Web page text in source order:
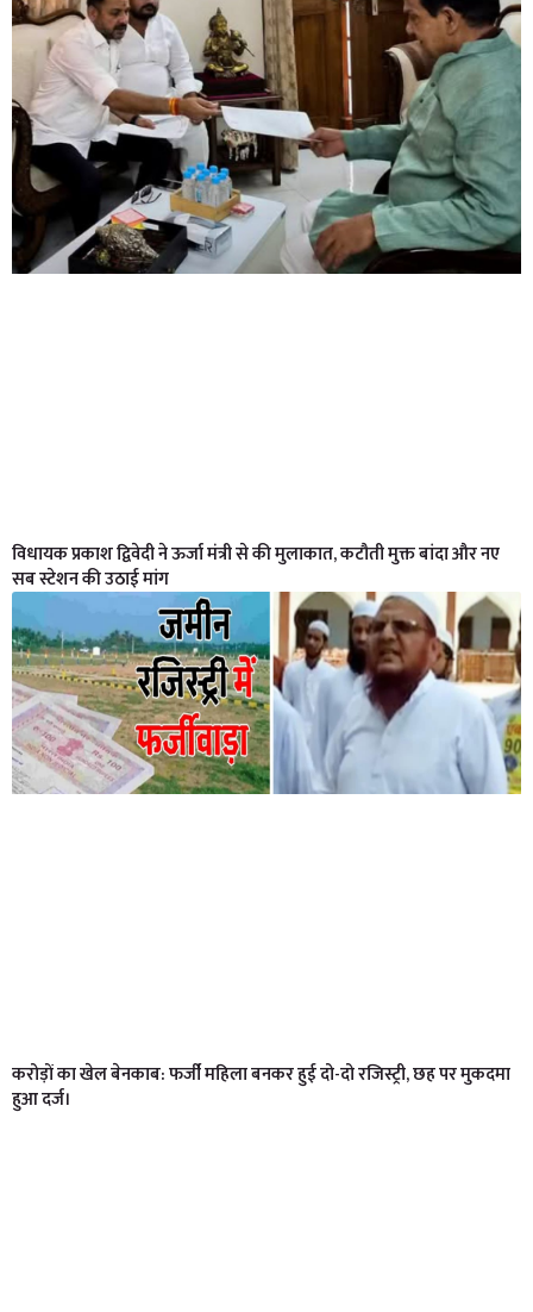
विधायक प्रकाश द्विवेदी ने ऊर्जा मंत्री से की मुलाकात, कटौती मुक्त बांदा और नए
सब स्टेशन की उठाई मांग
करोड़ों का खेल बेनकाब: फर्जी महिला बनकर हुई दो-दो रजिस्ट्री, छह पर मुकदमा
हुआ दर्ज।